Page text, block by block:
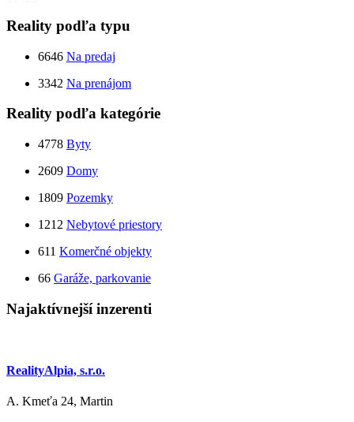
Reality podľa typu
6646 Na predaj
3342 Na prenájom
Reality podľa kategórie
4778 Byty
2609 Domy
1809 Pozemky
1212 Nebytové priestory
611 Komerčné objekty
66 Garáže, parkovanie
Najaktívnejší inzerenti
RealityAlpia, s.r.o.
A. Kmeťa 24, Martin